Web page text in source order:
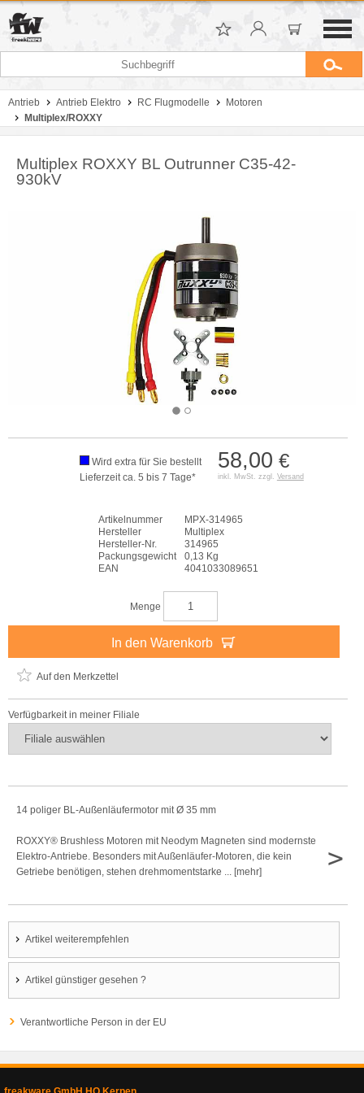
Antrieb Antrieb Elektro RC Flugmodelle
Motoren
Multiplex/ROXXY
Multiplex ROXXY BL Outrunner C35-42-
930kV
58,00 €
inkl. MwSt. zzgl. Versand
Wird extra für Sie bestellt
Lieferzeit ca. 5 bis 7 Tage*
Artikelnummer
MPX-314965
Hersteller
Multiplex
Hersteller-Nr.
314965
Packungsgewicht
0,13 Kg
EAN
4041033089651
Menge
In den Warenkorb
Auf den Merkzettel
Verfügbarkeit in meiner Filiale
14 poliger BL-Außenläufermotor mit Ø 35 mm
ROXXY® Brushless Motoren mit Neodym Magneten sind modernste
Elektro-Antriebe. Besonders mit Außenläufer-Motoren, die kein
Getriebe benötigen, stehen drehmomentstarke ... [mehr]
>
Artikel weiterempfehlen
Artikel günstiger gesehen ?
Verantwortliche Person in der EU